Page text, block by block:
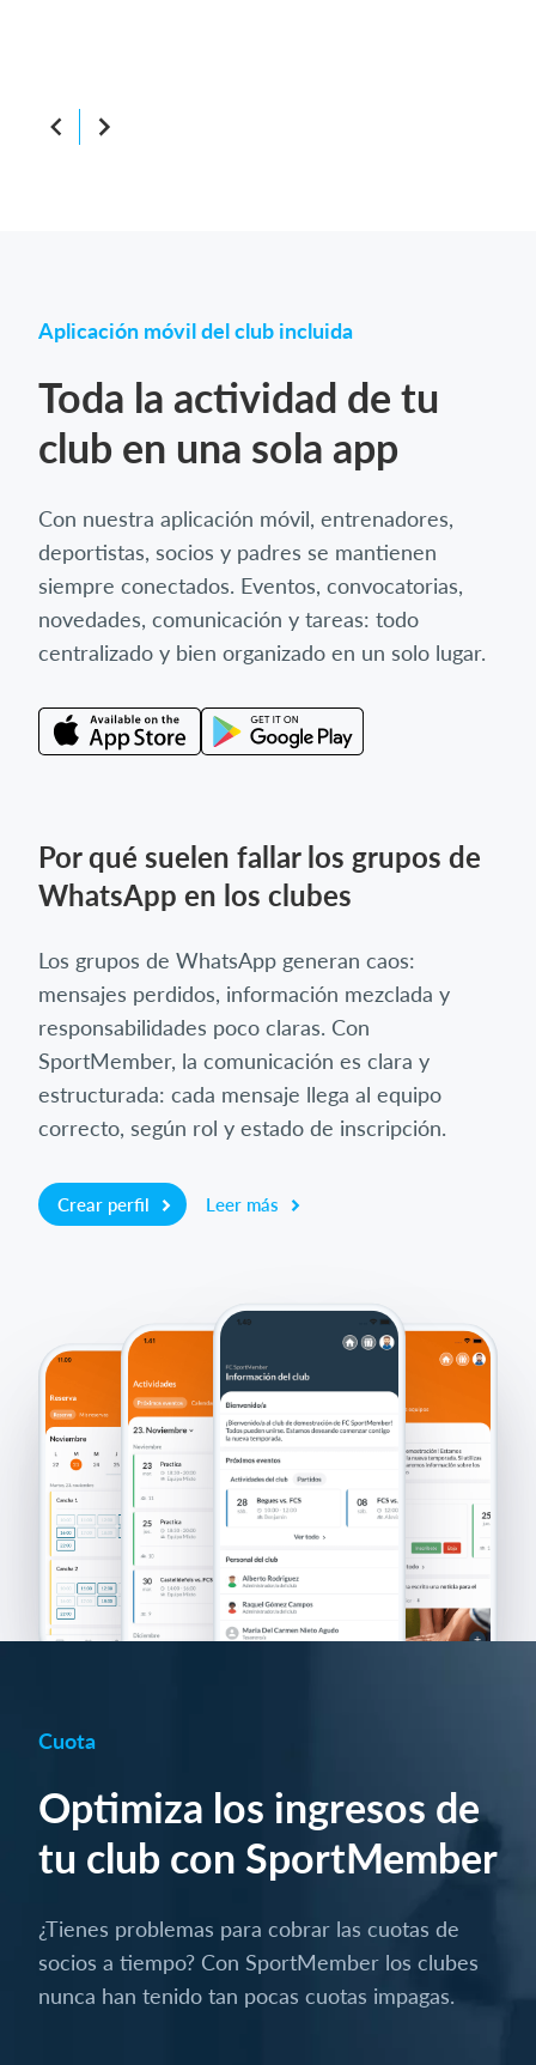
Aplicación móvil del club incluida
Toda la actividad de tu
club en una sola app
Con nuestra aplicación móvil, entrenadores,
deportistas, socios y padres se mantienen
siempre conectados. Eventos, convocatorias,
novedades, comunicación y tareas: todo
centralizado y bien organizado en un solo lugar.
Por qué suelen fallar los grupos de
WhatsApp en los clubes
Los grupos de WhatsApp generan caos:
mensajes perdidos, información mezclada y
responsabilidades poco claras. Con
SportMember, la comunicación es clara y
estructurada: cada mensaje llega al equipo
correcto, según rol y estado de inscripción.
Crear perfil Leer más
Cuota
Optimiza los ingresos de
tu club con SportMember
¿Tienes problemas para cobrar las cuotas de
socios a tiempo? Con SportMember los clubes
nunca han tenido tan pocas cuotas impagas.